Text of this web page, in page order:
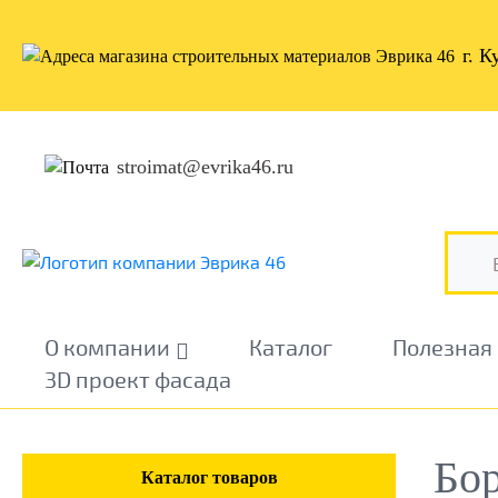
г.
stroimat@evrika46.ru
О компании Каталог
3D проект фасада
Каталог товаров